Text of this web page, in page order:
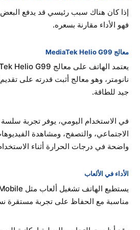
فهو الأداء مقارنة بسعره.
معالج MediaTek Helio G99
نانومتر، وهو معالج أثبت قدرته على
جيد للطاقة.
في الاستخدام اليومي، يوفر تجربة
الاجتماعي، والتصفح، ومشاهدة
واضحة في درجات الحرارة أثناء
الأداء في الألعاب
مناسبة مع الحفاظ على تجربة مستقرة